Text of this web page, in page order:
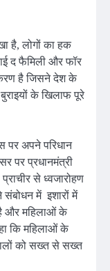
है, लोगों का हक
द फैमिली और फॉर
है जिसने देश के
के खिलाफ पूरे
पर अपने परिधान
पर प्रधानमंत्री
से ध्वजारोहण
में इशारों में
और महिलाओं के
कि महिलाओं के
को सख्त से सख्त